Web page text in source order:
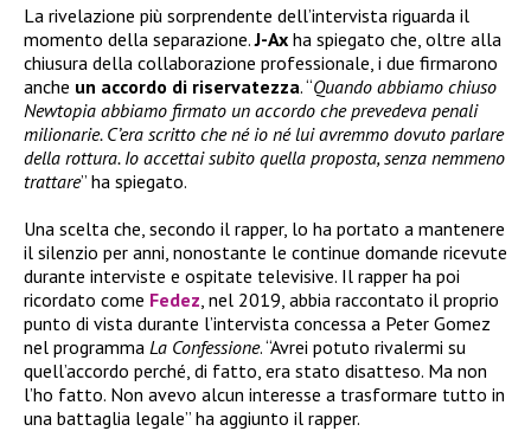
La rivelazione più sorprendente dell’intervista riguarda il
momento della separazione.J-Ax ha spiegato che, oltre alla
chiusura della collaborazione professionale, i due firmarono
anche un accordo di riservatezza. “Quando abbiamo chiuso
Newtopia abbiamo firmato un accordo che prevedeva penali
milionarie. C’era scritto che né io né lui avremmo dovuto parlare
della rottura. Io accettai subito quella proposta, senza nemmeno
trattare” ha spiegato.
Una scelta che, secondo il rapper, lo ha portato a mantenere
il silenzio per anni, nonostante le continue domande ricevute
durante interviste e ospitate televisive. Il rapper ha poi
ricordato come Fedez , nel 2019, abbia raccontato il proprio
punto di vista durante l’intervista concessa a Peter Gomez
nel programma La Confessione. “Avrei potuto rivalermi su
quell’accordo perché, di fatto, era stato disatteso. Ma non
l’ho fatto. Non avevo alcun interesse a trasformare tutto in
una battaglia legale” ha aggiunto il rapper.